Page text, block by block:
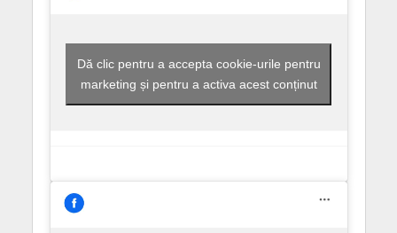
Dă clic pentru a accepta cookie-urile pentru
marketing și pentru a activa acest conținut